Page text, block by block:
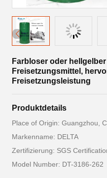
Farbloser oder
Freisetzungsmittel,
Freisetzungsleistung
Produktdetails
Place of Origin: Guangzhou,
Markenname: DELTA
Zertifizierung: SGS
Model Number: DT-3186-262